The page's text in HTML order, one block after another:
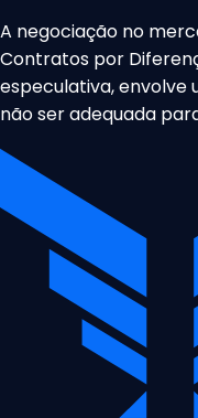
A negociação no
Contratos por
especulativa, envolve
não ser adequada